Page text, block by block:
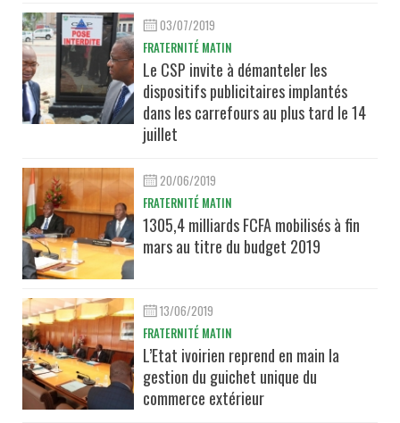
03/07/2019
FRATERNITÉ MATIN
Le CSP invite à démanteler les
dispositifs publicitaires implantés
dans les carrefours au plus tard le 14
juillet
20/06/2019
FRATERNITÉ MATIN
1305,4 milliards FCFA mobilisés à fin
mars au titre du budget 2019
13/06/2019
FRATERNITÉ MATIN
L’Etat ivoirien reprend en main la
gestion du guichet unique du
commerce extérieur